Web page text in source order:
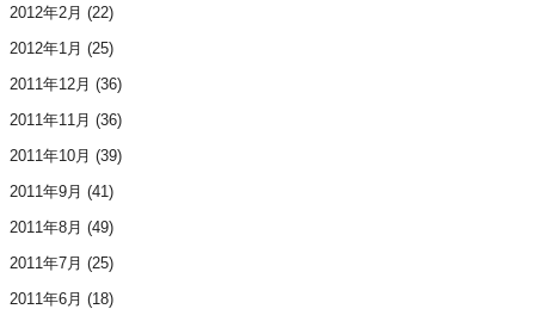
2012年2月 (22)
2012年1月 (25)
2011年12月 (36)
2011年11月 (36)
2011年10月 (39)
2011年9月 (41)
2011年8月 (49)
2011年7月 (25)
2011年6月 (18)